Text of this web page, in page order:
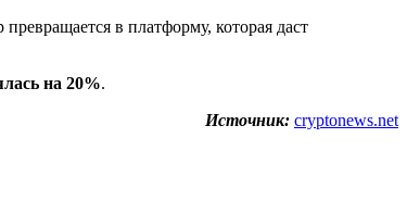
в платформу, которая даст
на 20%.
Источник: cryptonews.net